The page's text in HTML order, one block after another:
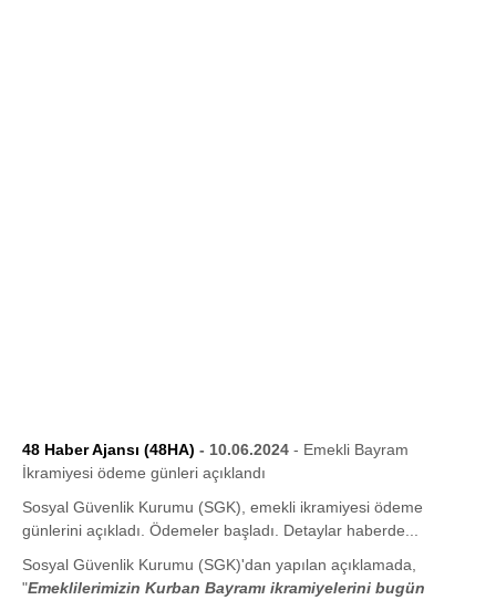
48 Haber Ajansı (48HA) - 10.06.2024 - Emekli Bayram
İkramiyesi ödeme günleri açıklandı
Sosyal Güvenlik Kurumu (SGK), emekli ikramiyesi ödeme
günlerini açıkladı. Ödemeler başladı. Detaylar haberde...
Sosyal Güvenlik Kurumu (SGK)'dan yapılan açıklamada,
"Emeklilerimizin Kurban Bayramı ikramiyelerini bugün